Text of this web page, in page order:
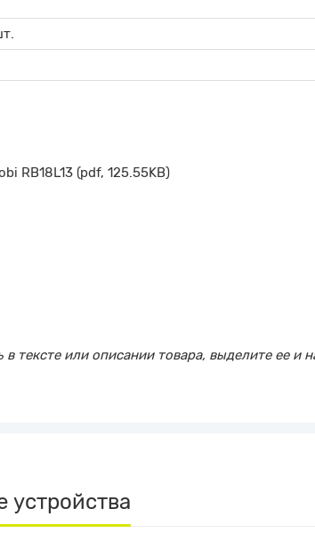
RB18L13 (pdf, 125.55KB)
тексте или описании товара, выделите ее и
устройства